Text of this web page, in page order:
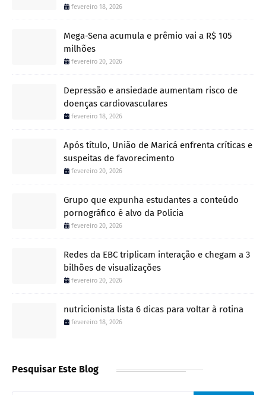
fevereiro 18, 2026
Mega-Sena acumula e prêmio vai a R$ 105
milhões
fevereiro 20, 2026
Depressão e ansiedade aumentam risco de
doenças cardiovasculares
fevereiro 18, 2026
Após título, União de Maricá enfrenta críticas e
suspeitas de favorecimento
fevereiro 20, 2026
Grupo que expunha estudantes a conteúdo
pornográfico é alvo da Polícia
fevereiro 20, 2026
Redes da EBC triplicam interação e chegam a 3
bilhões de visualizações
fevereiro 20, 2026
nutricionista lista 6 dicas para voltar à rotina
fevereiro 18, 2026
Pesquisar Este Blog